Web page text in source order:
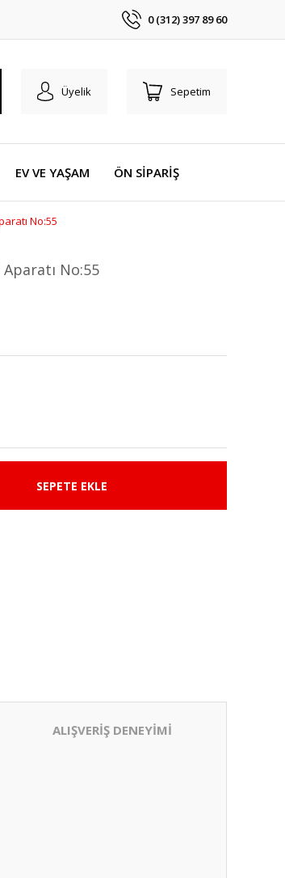
0 (312) 397 89 60
Üyelik Sepetim
EV VE YAŞAM ÖN SİPARİŞ
No:55
No:55
SEPETE EKLE
ALIŞVERİŞ DENEYİMİ